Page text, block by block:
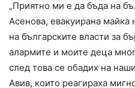
„Приятно ми е да бъда на
Асенова, евакуирана майка
на българските власти за
алармите и моите деца
след това се обадих на
Авив, които реагираха